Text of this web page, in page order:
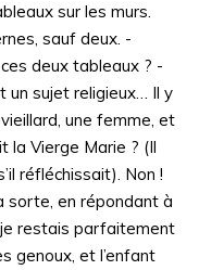
sur les murs.
sauf deux. -
deux tableaux ? -
un sujet religieux… Il y
une femme, et
la Vierge Marie ? (Il
réfléchissait). Non !
sorte, en répondant à
restais parfaitement
genoux, et l’enfant